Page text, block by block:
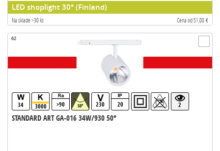
LED shoplight 30° (Finland)
Na sklade >30 ks Cena od 51,00 €
62
34 3000 >90 50° 230 20 2
STANDARD ART GA-016 34W/930 50°